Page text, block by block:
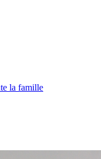
la famille